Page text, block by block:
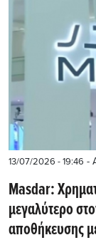
13/07/2026 - 19:46 -
Masdar:
μεγαλύτερο
αποθήκευσης